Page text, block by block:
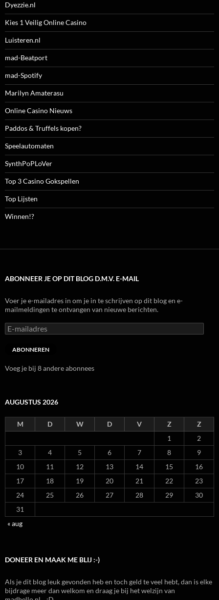
Dyezzie.nl
Kies 1 Veilig Online Casino
Luisteren.nl
mad-Beatport
mad-Spotify
Marilyn Amaterasu
Online Casino Nieuws
Paddos & Truffels kopen?
Speelautomaten
SynthPoPLoVer
Top 3 Casino Gokspellen
Top Lijsten
Winnen!?
ABONNEER JE OP DIT BLOG D.M.V. E-MAIL
Voer je e-mailadres in om je in te schrijven op dit blog en e-
mailmeldingen te ontvangen van nieuwe berichten.
E-
mailadres
ABONNEREN
Voeg je bij 8 andere abonnees
AUGUSTUS 2026
M D W D V Z
Z
1
2
3
4 5 6 7 8
9
10
11 12 13 14 15
16
17
18 19 20 21 22
23
24
25 26 27 28 29
30
31
« aug
DONEER EN MAAK ME BLIJ :-)
Als je dit blog leuk gevonden heb en toch geld te veel hebt, dan is elke
bijdrage meer dan welkom en draag je bij het welzijn van